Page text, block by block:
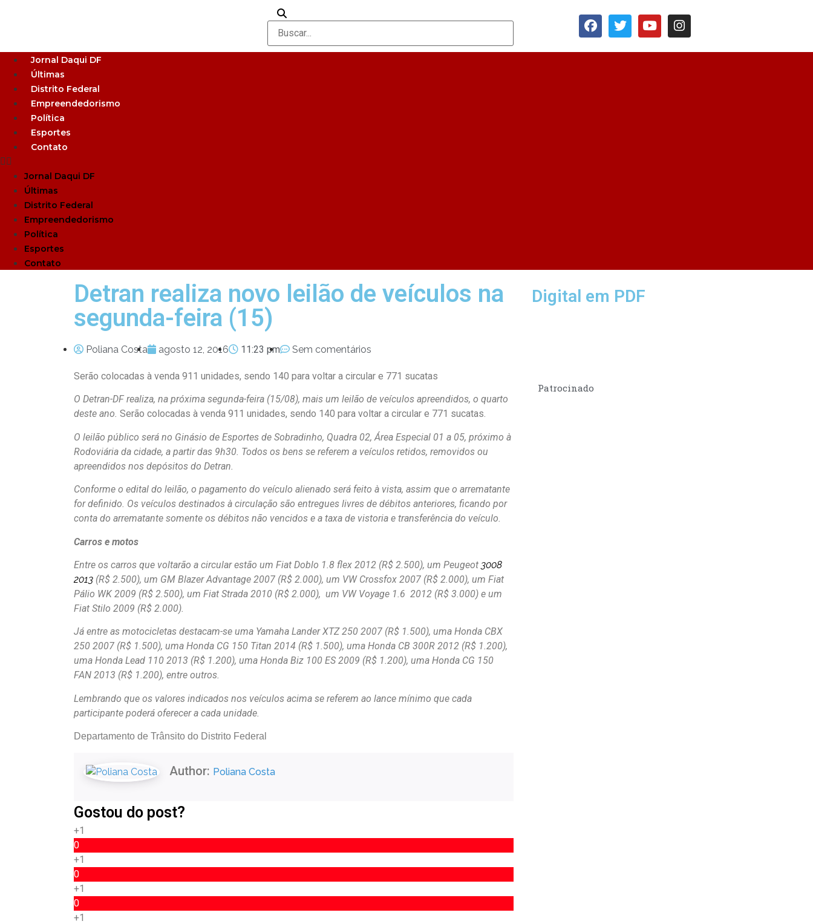
Jornal Daqui DF
Últimas
Distrito Federal
Empreendedorismo
Política
Esportes
Contato
Jornal Daqui DF
Últimas
Distrito Federal
Empreendedorismo
Política
Esportes
Contato
Detran realiza novo leilão de veículos na
segunda-feira (15)
Poliana Costa agosto 12, 2016 11:23 pm Sem comentários
Serão colocadas à venda 911 unidades, sendo 140 para voltar a circular e 771 sucatas
O Detran-DF realiza, na próxima segunda-feira (15/08), mais um leilão de veículos apreendidos, o quarto
deste ano. Serão colocadas à venda 911 unidades, sendo 140 para voltar a circular e 771 sucatas.
O leilão público será no Ginásio de Esportes de Sobradinho, Quadra 02, Área Especial 01 a 05, próximo à
Rodoviária da cidade, a partir das 9h30. Todos os bens se referem a veículos retidos, removidos ou
apreendidos nos depósitos do Detran.
Conforme o edital do leilão, o pagamento do veículo alienado será feito à vista, assim que o arrematante
for definido. Os veículos destinados à circulação são entregues livres de débitos anteriores, ficando por
conta do arrematante somente os débitos não vencidos e a taxa de vistoria e transferência do veículo.
Carros e motos
Entre os carros que voltarão a circular estão um Fiat Doblo 1.8 flex 2012 (R$ 2.500), um Peugeot 3008
2013 (R$ 2.500), um GM Blazer Advantage 2007 (R$ 2.000), um VW Crossfox 2007 (R$ 2.000), um Fiat
Pálio WK 2009 (R$ 2.500), um Fiat Strada 2010 (R$ 2.000), um VW Voyage 1.6 2012 (R$ 3.000) e um
Fiat Stilo 2009 (R$ 2.000).
Já entre as motocicletas destacam-se uma Yamaha Lander XTZ 250 2007 (R$ 1.500), uma Honda CBX
250 2007 (R$ 1.500), uma Honda CG 150 Titan 2014 (R$ 1.500), uma Honda CB 300R 2012 (R$ 1.200),
uma Honda Lead 110 2013 (R$ 1.200), uma Honda Biz 100 ES 2009 (R$ 1.200), uma Honda CG 150
FAN 2013 (R$ 1.200), entre outros.
Lembrando que os valores indicados nos veículos acima se referem ao lance mínimo que cada
participante poderá oferecer a cada unidade.
Departamento de Trânsito do Distrito Federal
Author: Poliana Costa
Gostou do post?
+1
0
+1
0
+1
0
+1
Digital em PDF
Patrocinado